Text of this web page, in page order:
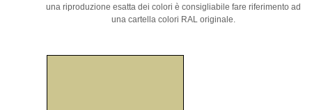
una riproduzione esatta dei colori è consigliabile fare riferimento ad
una cartella colori RAL originale.